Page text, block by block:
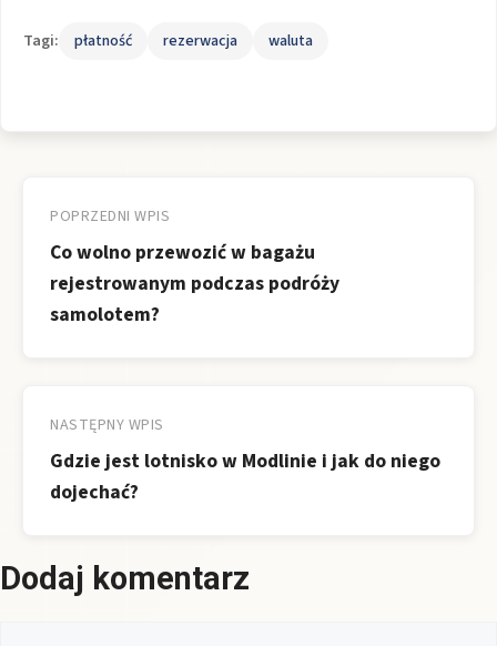
Tagi: płatność rezerwacja waluta
wpisu
POPRZEDNI WPIS
Co wolno przewozić w bagażu
rejestrowanym podczas podróży
samolotem?
NASTĘPNY WPIS
Gdzie jest lotnisko w Modlinie i jak do niego
dojechać?
Dodaj komentarz